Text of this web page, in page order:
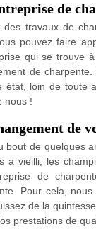
de
des travaux de
pouvez faire
qui se trouve
de
état, loin de toute
nous !
de
bout de quelques
a vieilli, les
de
Pour cela,
de la
prestations de